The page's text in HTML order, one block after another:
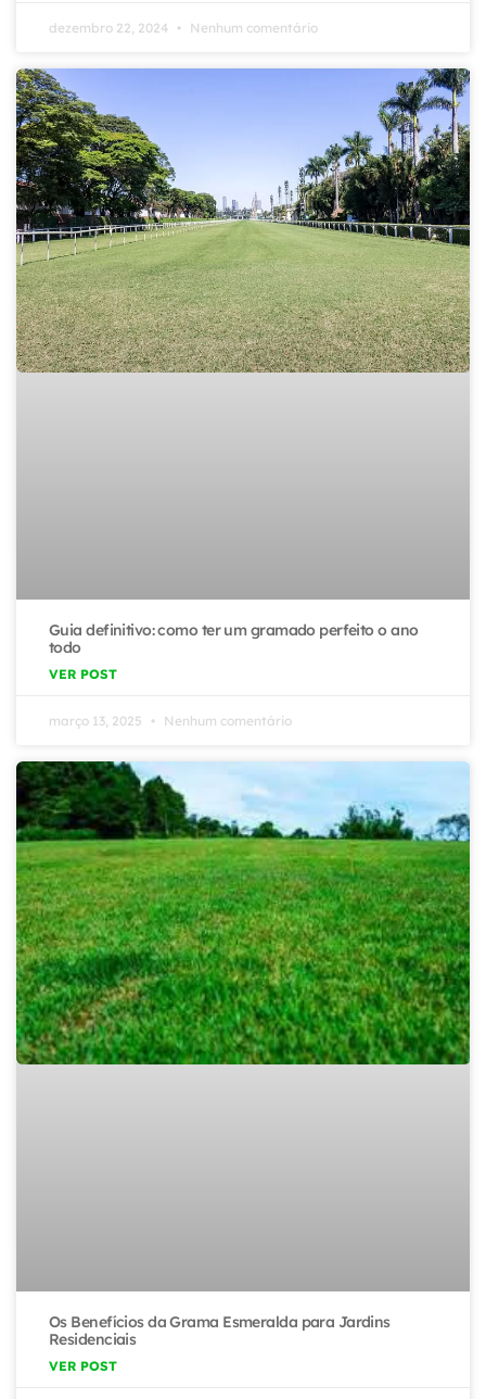
dezembro 22, 2024 Nenhum comentário
Guia definitivo: como ter um gramado perfeito o ano
todo
VER POST
março 13, 2025 Nenhum comentário
Os Benefícios da Grama Esmeralda para Jardins
Residenciais
VER POST